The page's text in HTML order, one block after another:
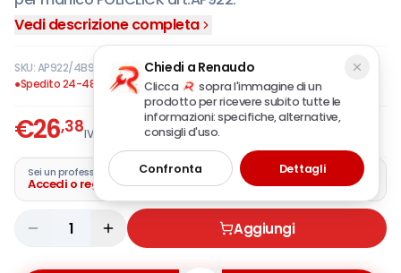
Vedi descrizione completa
SKU:AP922/4B9S EAN:8005718033960
●Spedito 24-48 ore
€26,38IVA incl.
Sei un professionista?
Accedi o registra la tua azienda
1 Aggiungi
Chiedi a Renaudo
Clicca
sopra l'immagine di un
prodotto per ricevere subito tutte le
informazioni: specifiche, alternative,
consigli d'uso.
Confronta Dettagli